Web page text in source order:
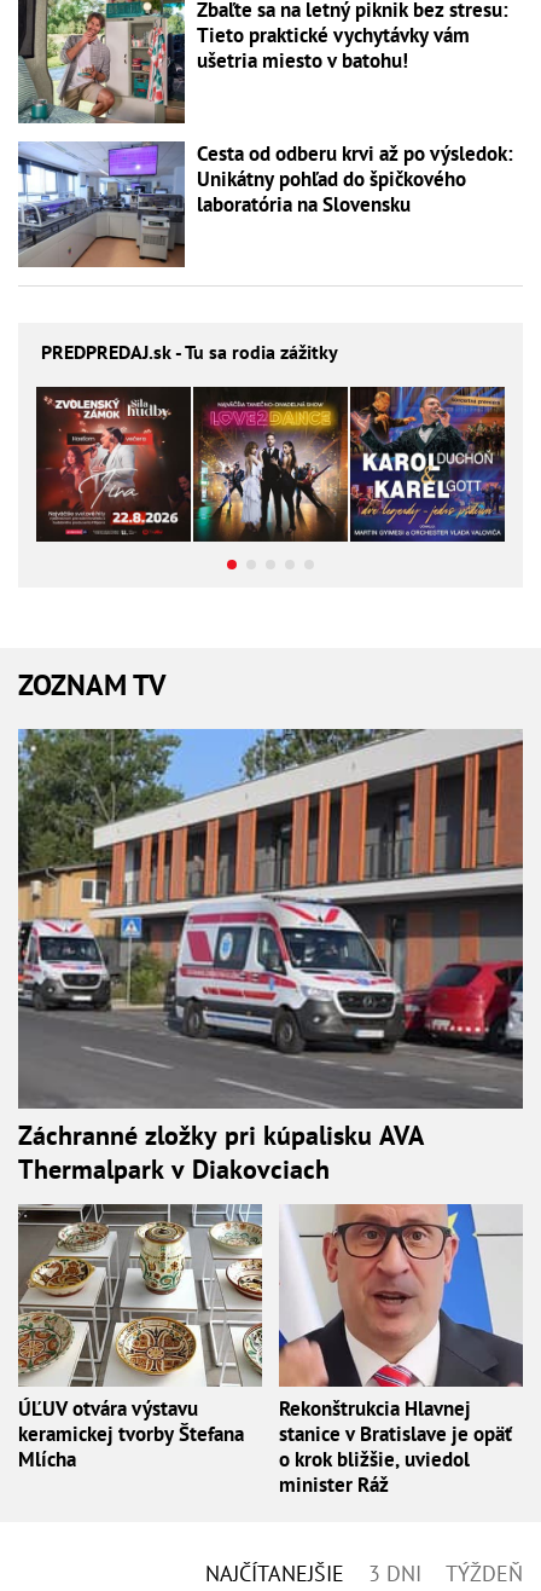
Zbaľte sa na letný piknik bez stresu:
Tieto praktické vychytávky vám
ušetria miesto v batohu!
Cesta od odberu krvi až po výsledok:
Unikátny pohľad do špičkového
laboratória na Slovensku
PREDPREDAJ.sk - Tu sa rodia zážitky
ZOZNAM TV
Záchranné zložky pri kúpalisku AVA
Thermalpark v Diakovciach
ÚĽUV otvára výstavu
keramickej tvorby Štefana
Mlícha
Rekonštrukcia Hlavnej
stanice v Bratislave je opäť
o krok bližšie, uviedol
minister Ráž
NAJČÍTANEJŠIE 3 DNI TÝŽDEŇ